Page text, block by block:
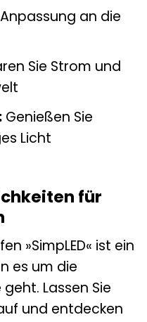
an die
Sie Strom und
Genießen Sie
Licht
für
»SimpLED« ist ein
es um die
Lassen Sie
und entdecken